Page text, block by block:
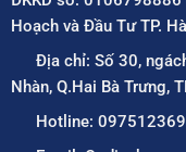
Hoạch và Đầu Tư TP.
Địa chỉ: Số 30,
Nhàn, Q.Hai Bà Trưng,
Hotline: